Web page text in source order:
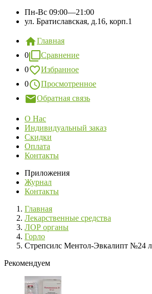
Пн-Вс 09:00—21:00
ул. Братиславская, д.16, корп.1
Главная
0
Сравнение
0
Избранное
0
Просмотренное
Обратная связь
О Нас
Индивидуальный заказ
Скидки
Оплата
Контакты
Приложения
Журнал
Контакты
Главная
Лекарственные средства
ЛОР органы
Горло
Стрепсилс Ментол-Эвкалипт №24
Рекомендуем